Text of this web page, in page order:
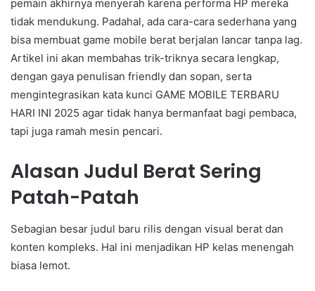
pemain akhirnya menyerah karena performa HP mereka
tidak mendukung. Padahal, ada cara-cara sederhana yang
bisa membuat game mobile berat berjalan lancar tanpa lag.
Artikel ini akan membahas trik-triknya secara lengkap,
dengan gaya penulisan friendly dan sopan, serta
mengintegrasikan kata kunci GAME MOBILE TERBARU
HARI INI 2025 agar tidak hanya bermanfaat bagi pembaca,
tapi juga ramah mesin pencari.
Alasan Judul Berat Sering
Patah-Patah
Sebagian besar judul baru rilis dengan visual berat dan
konten kompleks. Hal ini menjadikan HP kelas menengah
biasa lemot.